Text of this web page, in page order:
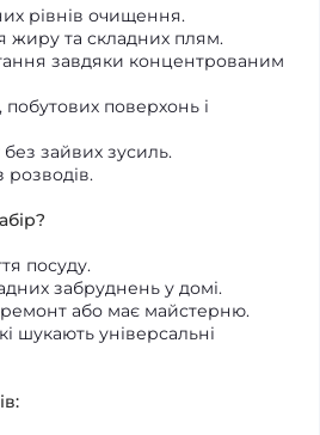
рівнів очищення.
жиру та складних плям.
завдяки концентрованим
побутових поверхонь і
зайвих зусиль.
розводів.
посуду.
забруднень у домі.
або має майстерню.
шукають універсальні